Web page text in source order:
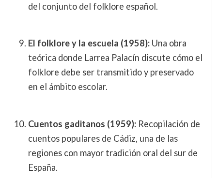
del conjunto del folklore español.
El folklore y la escuela (1958):Una obra
teórica donde Larrea Palacín discute cómo el
folklore debe ser transmitido y preservado
en el ámbito escolar.
Cuentos gaditanos (1959):Recopilación de
cuentos populares de Cádiz, una de las
regiones con mayor tradición oral del sur de
España.